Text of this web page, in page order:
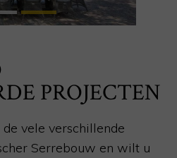
PROJECTEN
vele verschillende
Serrebouw en wilt u